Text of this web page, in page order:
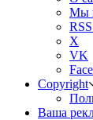
Мы
X
VK
Copyright
Ваша